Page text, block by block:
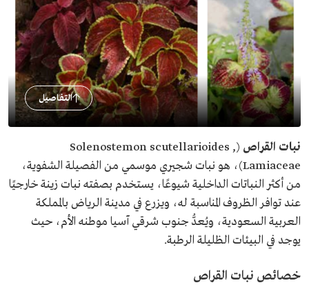
التفاصيل
نبات القراص (Solenostemon scutellarioides ,
Lamiaceae)، هو نبات شجيري موسمي من الفصيلة الشفوية،
من أكثر النباتات الداخلية شيوعًا، يستخدم بصفته نبات زينة خارجيًا
عند توافر الظروف المناسبة له، ويزرع في مدينة الرياض بالمملكة
العربية السعودية، ويُعدُّ جنوب شرقي آسيا موطنه الأم، حيث
يوجد في البيئات الظليلة الرطبة.
خصائص نبات القراص